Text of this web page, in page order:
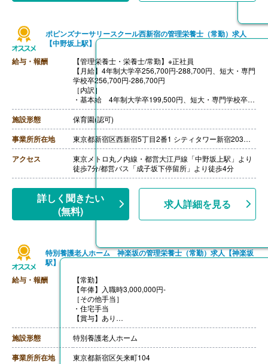
ポピンズナーサリースクール西新宿の管理栄養士（常勤）求人
【中野坂上駅】
給与・報酬
【管理栄養士・栄養士/常勤】※正社員
【月給】4年制大学卒256,700円-288,700円、短大・専門
学校卒256,700円‐286,700円
［内訳］
・基本給 4年制大学卒199,500円、短大・専門学校卒19
7,500円
・施設手当
・資格手当
・処遇改善3手当
【賞与】年2回
【昇給】あり（年1回）
【通勤手当】あり（上限50,000円/月）
施設形態 保育園(認可)
事業所所在地 東京都新宿区西新宿5丁目2番1 シティタワー新宿203号室
アクセス
東京メトロ丸ノ内線・都営大江戸線「中野坂上駅」より
徒歩7分/都営バス「成子坂下停留所」より徒歩4分
詳しく聞きたい
(無料)
求人詳細を見る
特別養護老人ホーム 神楽坂の管理栄養士（常勤）求人【神楽坂
駅】
給与・報酬
【常勤】
【年俸】入職時3,000,000円-
［その他手当］
・住宅手当
【賞与】あり
【通勤手当】あり
【昇給】あり
【退職金】あり
施設形態 特別養護老人ホーム
事業所所在地 東京都新宿区矢来町104